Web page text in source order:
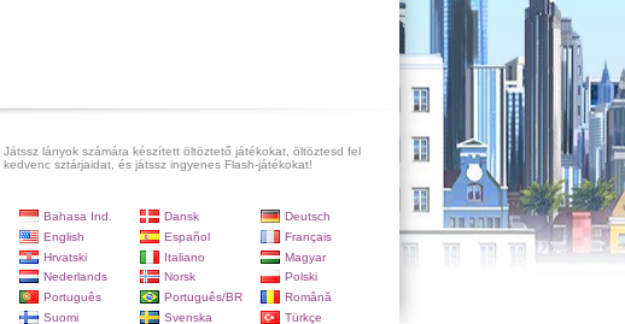
Játssz lányok számára készített öltöztető játékokat, öltöztesd fel
kedvenc sztárjaidat, és játssz ingyenes Flash-játékokat!
Bahasa Ind. Dansk
Deutsch
English
Español
Français
Hrvatski
Italiano
Magyar
Nederlands
Norsk
Polski
Português
Português/BR
Română
Suomi
Svenska Türkçe